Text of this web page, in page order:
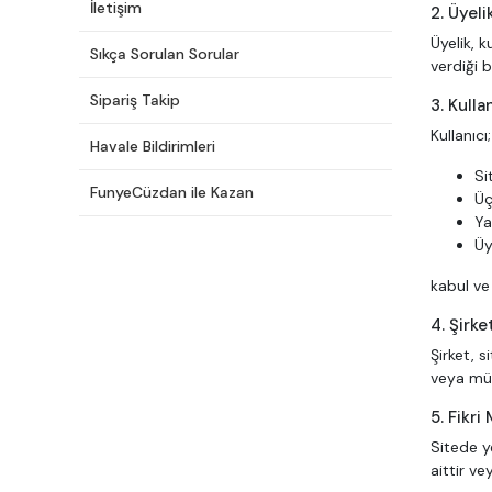
İletişim
Sıkça Sorulan Sorular
Sipariş Takip
Havale Bildirimleri
FunyeCüzdan ile Kazan
2.
Üyelik,
verdiği
3.
Kullanıcı;
kabul
4.
Şirket,
veya
5. Fikri
Sitede
aittir